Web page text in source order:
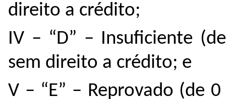
direito a crédito;
IV – “D” – Insuficiente
sem direito a crédito; e
V – “E” – Reprovado (de